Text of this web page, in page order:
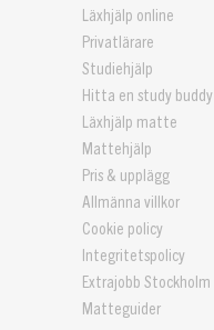
Läxhjälp online
Privatlärare
Studiehjälp
Hitta en study buddy
Läxhjälp matte
Mattehjälp
Pris & upplägg
Allmänna villkor
Cookie policy
Integritetspolicy
Extrajobb Stockholm
Matteguider